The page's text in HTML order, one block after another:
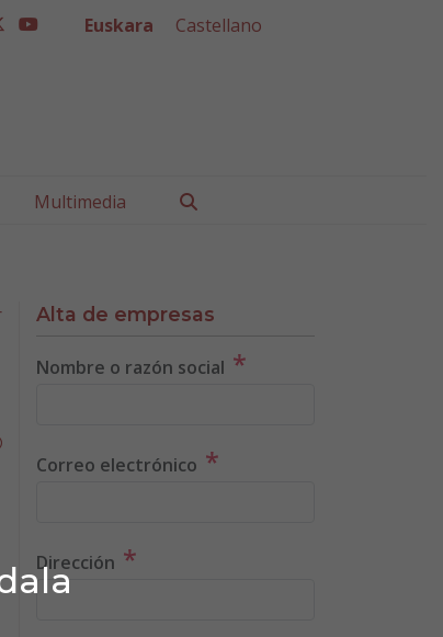
twitter
youtube
Euskara Castellano
Multimedia
Whatsapp
Alta de empresas
Nombre o razón social *
Correo electrónico *
Dirección *